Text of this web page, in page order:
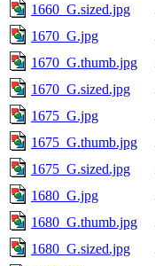
1660_G.sized.jpg
1670_G.jpg
1670_G.thumb.jpg
1670_G.sized.jpg
1675_G.jpg
1675_G.thumb.jpg
1675_G.sized.jpg
1680_G.jpg
1680_G.thumb.jpg
1680_G.sized.jpg